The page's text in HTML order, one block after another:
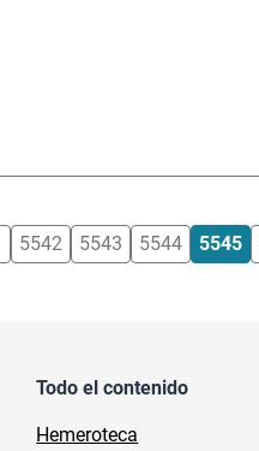
5542 5543 5544 5545
Todo el contenido
Hemeroteca